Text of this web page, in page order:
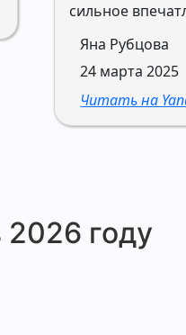
сильное
показали
Рекомендую
услугами этого
Яна Рубцова
24 марта 2025
Читать на
году